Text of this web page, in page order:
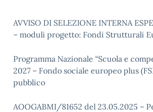
AVVISO DI SELEZIONE INTERNA
– moduli progetto: Fondi Strutturali
Programma Nazionale “Scuola e
2027 – Fondo sociale europeo plus
pubblico
AOOGABMI/81652 del 23.05.2025 –